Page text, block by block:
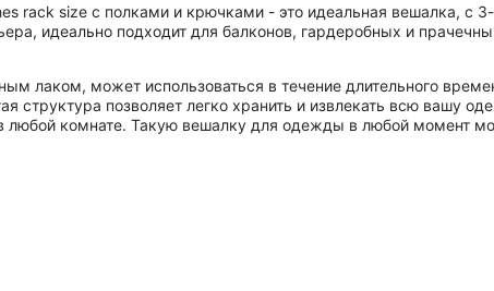
rack size с полками и крючками - это идеальная вешалка, с
идеально подходит для балконов, гардеробных и
лаком, может использоваться в течение длительного
структура позволяет легко хранить и извлекать всю вашу
любой комнате. Такую вешалку для одежды в любой момент